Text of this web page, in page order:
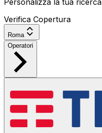
Personalizza la tua ricerca
Verifica Copertura
Roma
Operatori